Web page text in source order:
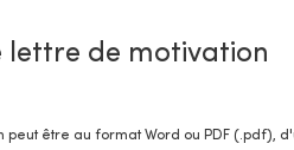
lettre de motivation
peut être au format Word ou PDF (.pdf),